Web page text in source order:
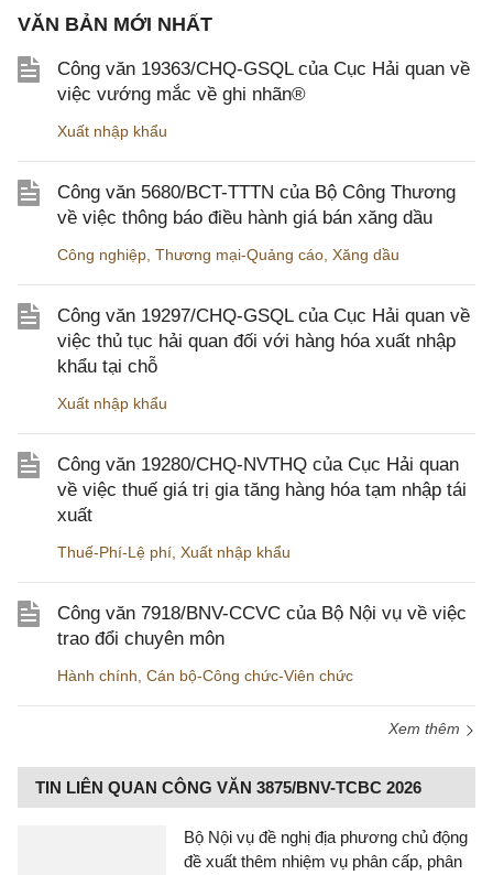
VĂN BẢN MỚI NHẤT
Công văn 19363/CHQ-GSQL của Cục Hải quan về
việc vướng mắc về ghi nhãn®
Xuất nhập khẩu
Công văn 5680/BCT-TTTN của Bộ Công Thương
về việc thông báo điều hành giá bán xăng dầu
Công nghiệp, Thương mại-Quảng cáo, Xăng dầu
Công văn 19297/CHQ-GSQL của Cục Hải quan về
việc thủ tục hải quan đối với hàng hóa xuất nhập
khẩu tại chỗ
Xuất nhập khẩu
Công văn 19280/CHQ-NVTHQ của Cục Hải quan
về việc thuế giá trị gia tăng hàng hóa tạm nhập tái
xuất
Thuế-Phí-Lệ phí, Xuất nhập khẩu
Công văn 7918/BNV-CCVC của Bộ Nội vụ về việc
trao đổi chuyên môn
Hành chính, Cán bộ-Công chức-Viên chức
Xem thêm
TIN LIÊN QUAN CÔNG VĂN 3875/BNV-TCBC 2026
Bộ Nội vụ đề nghị địa phương chủ động
đề xuất thêm nhiệm vụ phân cấp, phân